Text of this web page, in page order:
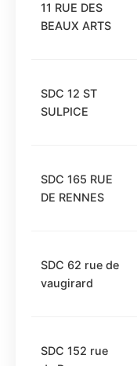
11 RUE DES
BEAUX ARTS
SDC 12 ST
SULPICE
SDC 165 RUE
DE RENNES
SDC 62 rue de
vaugirard
SDC 152 rue